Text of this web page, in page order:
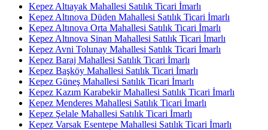
Kepez Altıayak Mahallesi Satılık Ticari İmarlı
Kepez Altınova Düden Mahallesi Satılık Ticari İmarlı
Kepez Altınova Orta Mahallesi Satılık Ticari İmarlı
Kepez Altınova Sinan Mahallesi Satılık Ticari İmarlı
Kepez Avni Tolunay Mahallesi Satılık Ticari İmarlı
Kepez Baraj Mahallesi Satılık Ticari İmarlı
Kepez Başköy Mahallesi Satılık Ticari İmarlı
Kepez Güneş Mahallesi Satılık Ticari İmarlı
Kepez Kazım Karabekir Mahallesi Satılık Ticari İmarlı
Kepez Menderes Mahallesi Satılık Ticari İmarlı
Kepez Şelale Mahallesi Satılık Ticari İmarlı
Kepez Varsak Esentepe Mahallesi Satılık Ticari İmarlı